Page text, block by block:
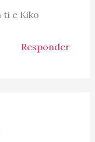
ti e Kiko
Responder